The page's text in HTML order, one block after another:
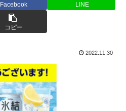
Facebook LINE
コピー
2022.11.30